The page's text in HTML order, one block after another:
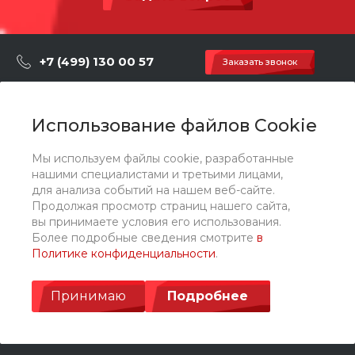
Использование файлов Cookie
Мы используем файлы cookie, разработанные
нашими специалистами и третьими лицами,
для анализа событий на нашем веб-сайте.
Продолжая просмотр страниц нашего сайта,
вы принимаете условия его использования.
Более подробные сведения смотрите в
Политике конфиденциальности.
Принимаю Подробнее
+7 (499) 130 00 57 Заказать звонок
г. Москва, Марксистская 3 стр.2
О компании
Каталог
Услуги